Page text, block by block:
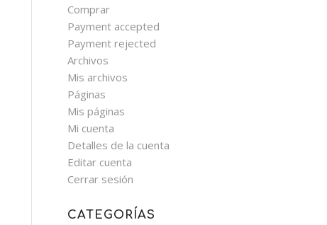
Comprar
Payment accepted
Payment rejected
Archivos
Mis archivos
Páginas
Mis páginas
Mi cuenta
Detalles de la cuenta
Editar cuenta
Cerrar sesión
CATEGORÍAS